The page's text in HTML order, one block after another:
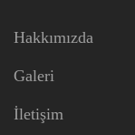
Hakkımızda
Galeri
İletişim